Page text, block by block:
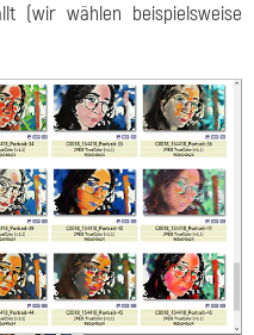
(wir wählen beispielsweise